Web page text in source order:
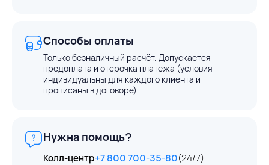
Способы оплаты
Только безналичный расчёт. Допускается
предоплата и отсрочка платежа (условия
индивидуальны для каждого клиента и
прописаны в договоре)
Нужна помощь?
Колл-центр+7 800 700-35-80(24/7)